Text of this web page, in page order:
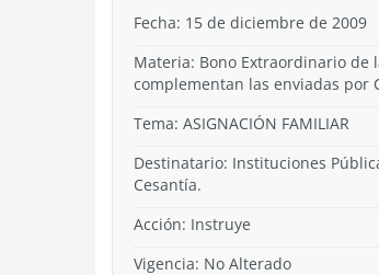
Fecha: 15 de diciembre de 2009
Materia: Bono Extraordinario de
complementan las enviadas por
Tema: ASIGNACIÓN FAMILIAR
Destinatario: Instituciones
Cesantía.
Acción: Instruye
Vigencia: No Alterado